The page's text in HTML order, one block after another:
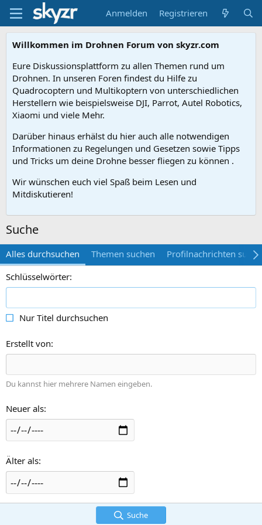
Anmelden Registrieren
Willkommen im Drohnen Forum von skyzr.com
Eure Diskussionsplattform zu allen Themen rund um
Drohnen. In unseren Foren findest du Hilfe zu
Quadrocoptern und Multikoptern von unterschiedlichen
Herstellern wie beispielsweise DJI, Parrot, Autel Robotics,
Xiaomi und viele Mehr.
Darüber hinaus erhälst du hier auch alle notwendigen
Informationen zu Regelungen und Gesetzen sowie Tipps
und Tricks um deine Drohne besser fliegen zu können .
Wir wünschen euch viel Spaß beim Lesen und
Mitdiskutieren!
Suche
Alles durchsuchen Themen suchen
Profilnachrichten
Schlüsselwörter
Nur Titel durchsuchen
Erstellt von
Du kannst hier mehrere Namen eingeben.
Neuer als
Älter als
Suche